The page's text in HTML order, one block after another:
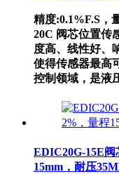
精度:0.1%F.S，
20C 阀芯位置传
度高、线性好、
使得传感器最高
控制领域，是液
EDIC20G-15E
15mm，耐压